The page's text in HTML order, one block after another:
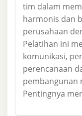
tim dalam
harmonis dan
perusahaan
Pelatihan ini
komunikasi,
perencanaan
pembangunan
Pentingnya